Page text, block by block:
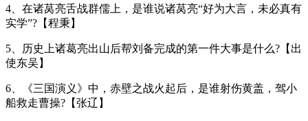
4、在诸莴亮舌战群儒上，是谁说诸莴亮“好为大言，未必真有
实学”?【程秉】
5、历史上诸葛亮出山后帮刘备完成的第一件大事是什么?【出
使东吴】
6、《三国演义》中，赤壁之战火起后，是谁射伤黄盖，驾小
船救走曹操?【张辽】